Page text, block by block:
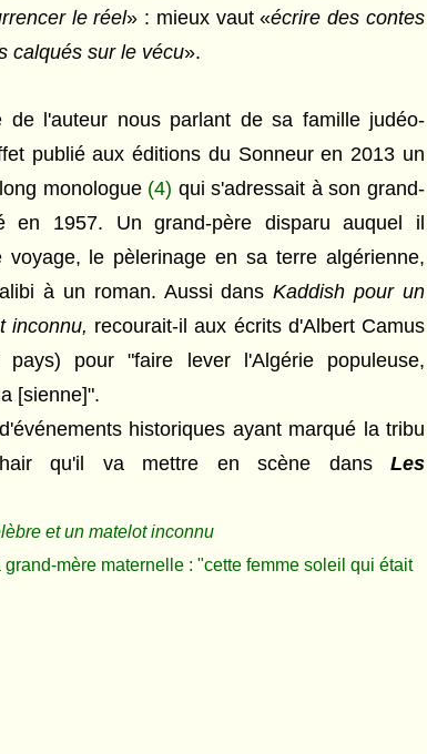
le réel» : mieux vaut «écrire des contes
calqués sur le vécu».
l'auteur nous parlant de sa famille judéo-
publié aux éditions du Sonneur en 2013 un
monologue (4) qui s'adressait à son grand-
en 1957. Un grand-père disparu auquel il
le pèlerinage en sa terre algérienne,
à un roman. Aussi dansKaddish pour un
inconnu, recourait-il aux écrits d'Albert Camus
pays) pour "faire lever l'Algérie populeuse,
[sienne]".
historiques ayant marqué la tribu
qu'il va mettre en scène dans Les
et un matelot inconnu
mère maternelle : "cette femme soleil qui était